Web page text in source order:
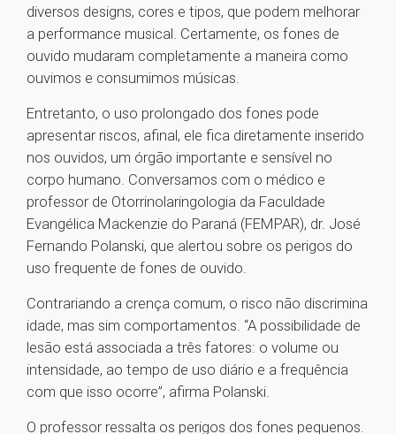
diversos designs, cores e tipos, que podem melhorar
a performance musical. Certamente, os fones de
ouvido mudaram completamente a maneira como
ouvimos e consumimos músicas.
Entretanto, o uso prolongado dos fones pode
apresentar riscos, afinal, ele fica diretamente inserido
nos ouvidos, um órgão importante e sensível no
corpo humano. Conversamos com o médico e
professor de Otorrinolaringologia da Faculdade
Evangélica Mackenzie do Paraná (FEMPAR), dr. José
Fernando Polanski, que alertou sobre os perigos do
uso frequente de fones de ouvido.
Contrariando a crença comum, o risco não discrimina
idade, mas sim comportamentos. “A possibilidade de
lesão está associada a três fatores: o volume ou
intensidade, ao tempo de uso diário e a frequência
com que isso ocorre”, afirma Polanski.
O professor ressalta os perigos dos fones pequenos.